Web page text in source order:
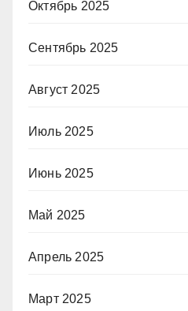
Октябрь 2025
Сентябрь 2025
Август 2025
Июль 2025
Июнь 2025
Май 2025
Апрель 2025
Март 2025